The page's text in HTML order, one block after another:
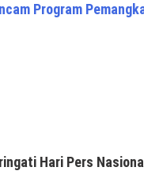
Program
Hari Pers